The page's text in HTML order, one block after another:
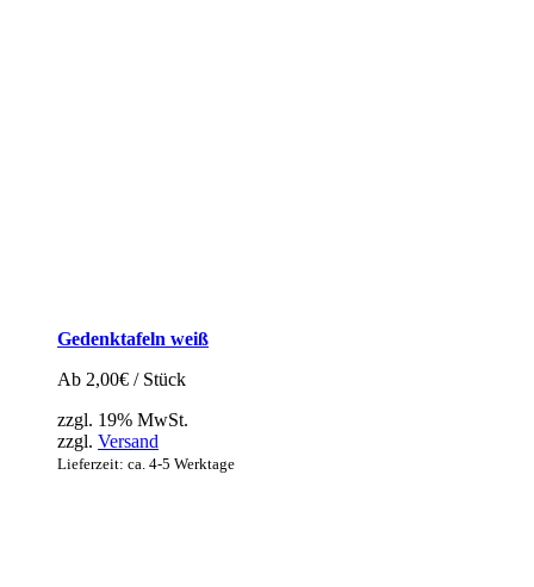
Gedenktafeln weiß
Ab 2,00€ / Stück
zzgl. 19% MwSt.
zzgl. Versand
Lieferzeit: ca. 4-5 Werktage